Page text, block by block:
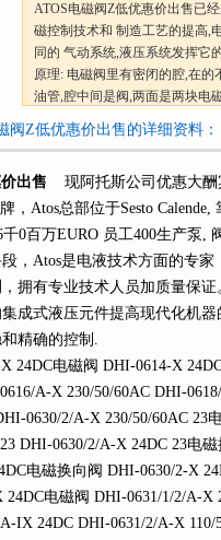
ATOS电磁阀Z低优惠价出售已
磁控制技术和 制造工艺的提高,
同的 气动系统,液压系统发挥它
原理: 电磁阀里有密闭的腔,在
油管,腔中间是阀,两面是两块电磁
Z低优惠价出售的详细资料：
出售
现阿托斯公司优惠大酬宾
，Atos总部位于Sesto Calende,
百万EURO 员工400生产泵, 阀和
，Atos是电液技术方面的专
拥有专业技术人员加质量保证
集成式液压元件提高现代化机器
和精确的控制.
24DC电磁阀 DHI-0614-X
A-X 230/50/60AC DHI-
0630/2/A-X 230/50/60AC
DHI-0630/2/A-X 24DC 23电
电磁换向阀 DHI-0630/2-X
24DC电磁阀 DHI-0631/1/2/A-
IX 24DC DHI-0631/2/A-X